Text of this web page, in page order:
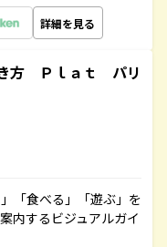
詳細を見る
方 Ｐｌａｔ パリ
「食べる」「遊ぶ」を
内するビジュアルガイ